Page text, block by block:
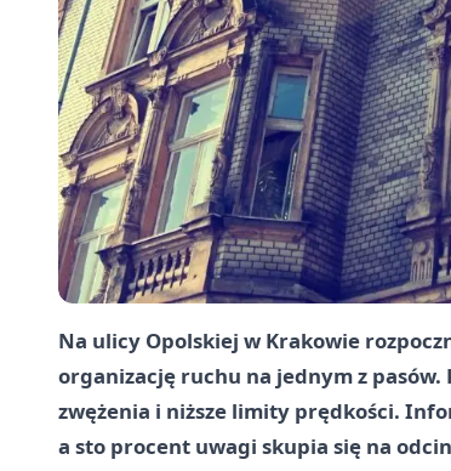
Na ulicy Opolskiej w Krakowie
organizację ruchu na jednym z
zwężenia i niższe limity prędkości.
a sto procent uwagi skupia się na